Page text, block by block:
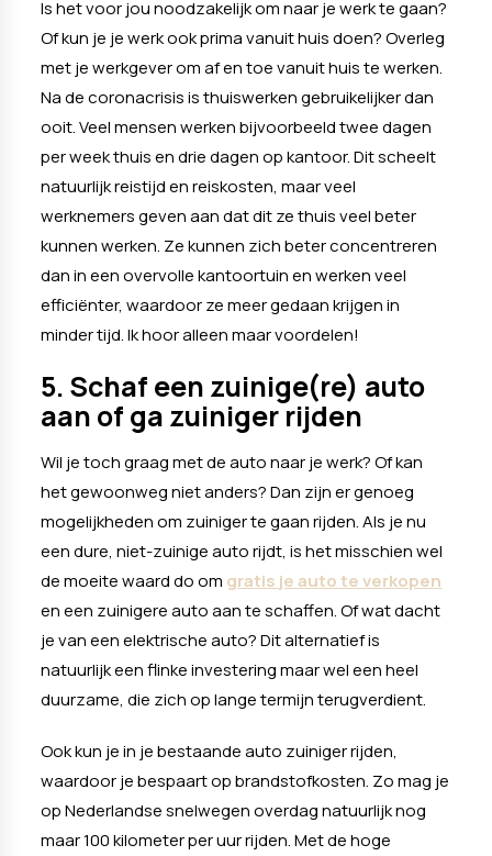
Is het voor jou noodzakelijk om naar je werk te gaan?
Of kun je je werk ook prima vanuit huis doen? Overleg
met je werkgever om af en toe vanuit huis te werken.
Na de coronacrisis is thuiswerken gebruikelijker dan
ooit. Veel mensen werken bijvoorbeeld twee dagen
per week thuis en drie dagen op kantoor. Dit scheelt
natuurlijk reistijd en reiskosten, maar veel
werknemers geven aan dat dit ze thuis veel beter
kunnen werken. Ze kunnen zich beter concentreren
dan in een overvolle kantoortuin en werken veel
efficiënter, waardoor ze meer gedaan krijgen in
minder tijd. Ik hoor alleen maar voordelen!
5. Schaf een zuinige(re) auto
aan of ga zuiniger rijden
Wil je toch graag met de auto naar je werk? Of kan
het gewoonweg niet anders? Dan zijn er genoeg
mogelijkheden om zuiniger te gaan rijden. Als je nu
een dure, niet-zuinige auto rijdt, is het misschien wel
de moeite waard do om gratis je auto te verkopen
en een zuinigere auto aan te schaffen. Of wat dacht
je van een elektrische auto? Dit alternatief is
natuurlijk een flinke investering maar wel een heel
duurzame, die zich op lange termijn terugverdient.
Ook kun je in je bestaande auto zuiniger rijden,
waardoor je bespaart op brandstofkosten. Zo mag je
op Nederlandse snelwegen overdag natuurlijk nog
maar 100 kilometer per uur rijden. Met de hoge